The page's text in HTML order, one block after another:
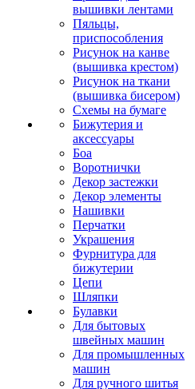
вышивки лентами
Пяльцы,
приспособления
Рисунок на канве
(вышивка крестом)
Рисунок на ткани
(вышивка бисером)
Схемы на бумаге
Бижутерия и
аксессуары
Боа
Воротнички
Декор застежки
Декор элементы
Нашивки
Перчатки
Украшения
Фурнитура для
бижутерии
Цепи
Шляпки
Булавки
Для бытовых
швейных машин
Для промышленных
машин
Для ручного шитья